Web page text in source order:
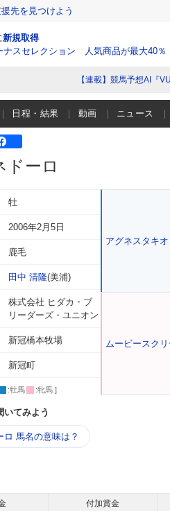
先を見つけよう
新規取得
ナスセレクション 人気商品が最大40％
【連載】競馬予想AI『
日程・結果 動画 ニュース
ドーロ
牡
2006年2月5日
鹿毛
田中 清隆(美浦)
株式会社 ヒダカ・ブ
リーダーズ・ユニオン
新冠橋本牧場
新冠町
:牡馬 :牝馬 ]
アグネスタキオ
ムービースク
てみよう
ロ 馬名の意味は？
付加賞金